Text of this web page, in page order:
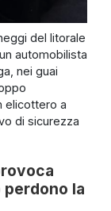
del litorale
automobilista
nei guai
elicottero a
di sicurezza
la